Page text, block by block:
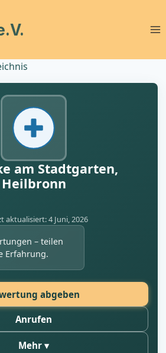
am Stadtgarten,
Heilbronn
aktualisiert: 4 Juni, 2026
– teilen
Erfahrung.
abgeben
Anrufen
Mehr